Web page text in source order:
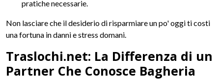
pratiche necessarie.
Non lasciare che il desiderio di risparmiare un po' oggi ti costi
una fortuna in danni e stress domani.
Traslochi.net: La Differenza di un
Partner Che Conosce Bagheria